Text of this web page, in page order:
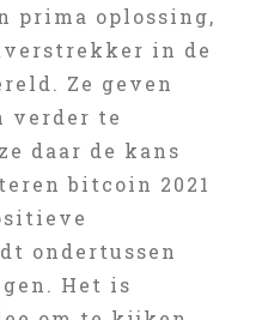
prima oplossing,
in de
Ze geven
verder te
daar de kans
bitcoin 2021
ondertussen
Het is